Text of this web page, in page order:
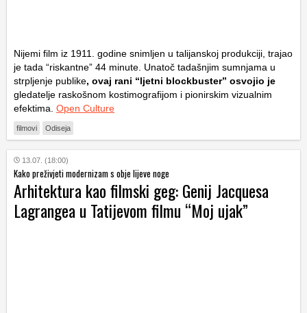
Nijemi film iz 1911. godine snimljen u talijanskoj produkciji, trajao
je tada “riskantne” 44 minute. Unatoč tadašnjim sumnjama u
strpljenje publike, ovaj rani “ljetni blockbuster” osvojio je
gledatelje raskošnom kostimografijom i pionirskim vizualnim
efektima. Open Culture
filmovi Odiseja
13.07. (18:00)
Kako preživjeti modernizam s obje lijeve noge
Arhitektura kao filmski geg: Genij Jacquesa
Lagrangea u Tatijevom filmu “Moj ujak”